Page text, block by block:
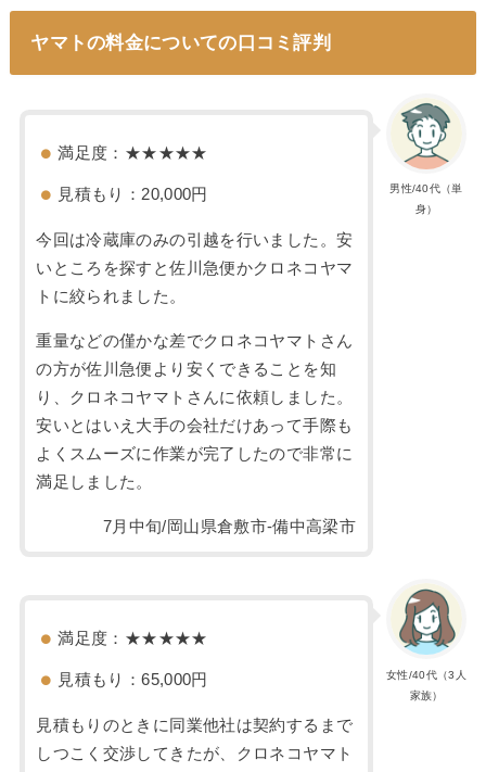
ヤマトの料金についての口コミ評判
男性/40代（単
身）
満足度：★★★★★
見積もり：20,000円
今回は冷蔵庫のみの引越を行いました。安
いところを探すと佐川急便かクロネコヤマ
トに絞られました。
重量などの僅かな差でクロネコヤマトさん
の方が佐川急便より安くできることを知
り、クロネコヤマトさんに依頼しました。
安いとはいえ大手の会社だけあって手際も
よくスムーズに作業が完了したので非常に
満足しました。
7月中旬/岡山県倉敷市-備中高梁市
女性/40代（3人
家族）
満足度：★★★★★
見積もり：65,000円
見積もりのときに同業他社は契約するまで
しつこく交渉してきたが、クロネコヤマト